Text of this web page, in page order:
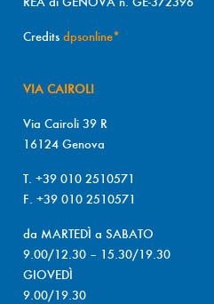
Credits dpsonline*
VIA CAIROLI
Via Cairoli 39 R
16124 Genova
T. +39 010 2510571
F. +39 010 2510571
da MARTEDÌ a SABATO
9.00/12.30 – 15.30/19.30
GIOVEDÌ
9.00/19.30